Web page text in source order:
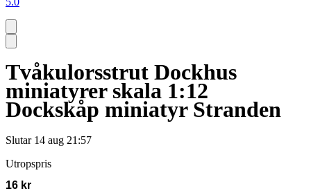
Tvåkulorsstrut Dockhus
miniatyrer skala 1:12
Dockskåp miniatyr Stranden
Slutar 14 aug 21:57
Utropspris
16 kr